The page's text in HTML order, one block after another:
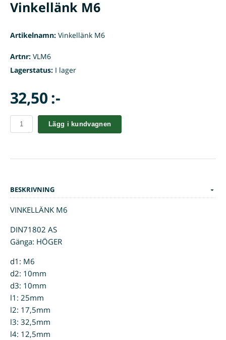
Vinkellänk M6
Artikelnamn: Vinkellänk M6
Artnr: VLM6
Lagerstatus: I lager
32,50 :-
Lägg i kundvagnen
BESKRIVNING
VINKELLÄNK M6
DIN71802 AS
Gänga: HÖGER
d1: M6
d2: 10mm
d3: 10mm
l1: 25mm
l2: 17,5mm
l3: 32,5mm
l4: 12,5mm